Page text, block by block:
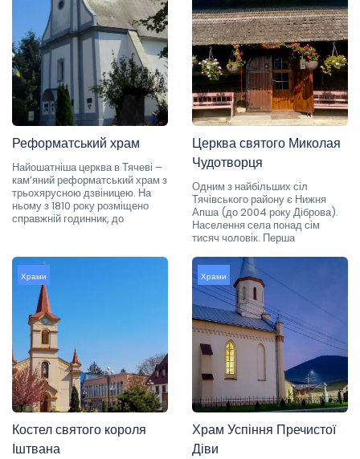
Реформатський храм
Найошатніша церква в Тячеві –
кам’яний реформатський храм з
трьохярусною дзвіницею. На
ньому з 1810 року розміщено
справжній годинник, до
Церква святого Миколая
Чудотворця
Одним з найбільших сіл
Тячівського району є Нижня
Апша (до 2004 року Діброва).
Населення села понад сім
тисяч чоловік. Перша
Храми
Костел святого короля
Іштвана
Храми
Храм Успіння Пречистої
Діви